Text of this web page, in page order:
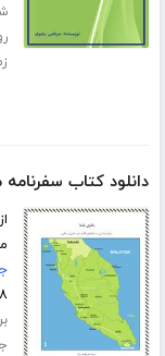
دانلود کتاب سفرنامه